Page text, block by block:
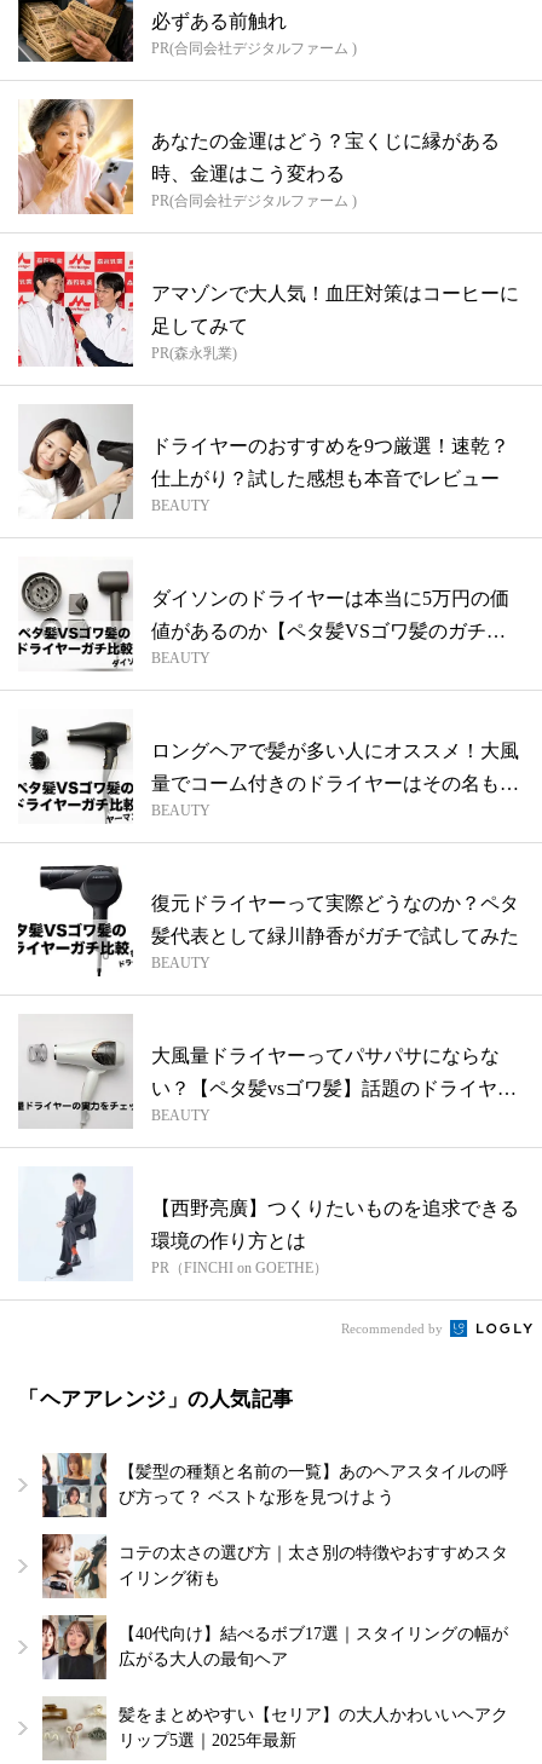
必ずある前触れ
PR(合同会社デジタルファーム )
あなたの金運はどう？宝くじに縁がある
時、金運はこう変わる
PR(合同会社デジタルファーム )
アマゾンで大人気！血圧対策はコーヒーに
足してみて
PR(森永乳業)
ドライヤーのおすすめを9つ厳選！速乾？
仕上がり？試した感想も本音でレビュー
BEAUTY
ダイソンのドライヤーは本当に5万円の価
値があるのか【ペタ髪VSゴワ髪のガチ比
較】
BEAUTY
ロングヘアで髪が多い人にオススメ！大風
量でコーム付きのドライヤーはその名も…
BEAUTY
復元ドライヤーって実際どうなのか？ペタ
髪代表として緑川静香がガチで試してみた
BEAUTY
大風量ドライヤーってパサパサにならな
い？【ペタ髪vsゴワ髪】話題のドライヤー
比べ
BEAUTY
【西野亮廣】つくりたいものを追求できる
環境の作り方とは
PR（FINCHI on GOETHE）
Recommended by
「ヘアアレンジ」の人気記事
【髪型の種類と名前の一覧】あのヘアスタイルの呼
び方って？ ベストな形を見つけよう
コテの太さの選び方｜太さ別の特徴やおすすめスタ
イリング術も
【40代向け】結べるボブ17選｜スタイリングの幅が
広がる大人の最旬ヘア
髪をまとめやすい【セリア】の大人かわいいヘアク
リップ5選｜2025年最新